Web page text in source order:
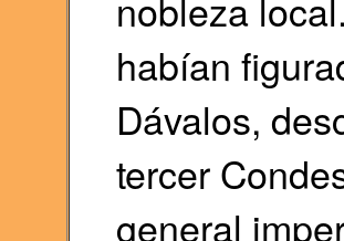
habían
Dávalos,
tercer
general